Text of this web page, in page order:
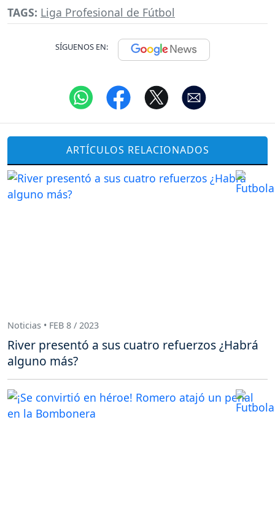
TAGS: Liga Profesional de Fútbol
SÍGUENOS EN:
ARTÍCULOS RELACIONADOS
Noticias • FEB 8 / 2023
River presentó a sus cuatro refuerzos ¿Habrá
alguno más?